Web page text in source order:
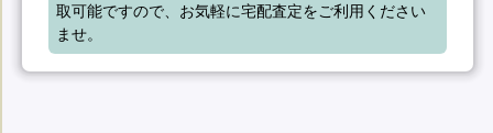
取可能ですので、お気軽に宅配査定をご利用ください
ませ。